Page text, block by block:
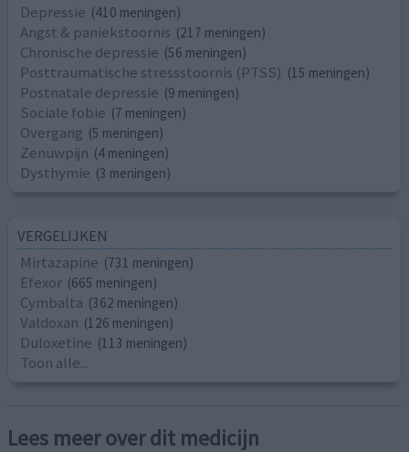
Depressie (410 meningen)
Angst & paniekstoornis (217 meningen)
Chronische depressie (56 meningen)
Posttraumatische stressstoornis (PTSS) (15 meningen)
Postnatale depressie (9 meningen)
Sociale fobie (7 meningen)
Overgang (5 meningen)
Zenuwpijn (4 meningen)
Dysthymie (3 meningen)
VERGELIJKEN
Mirtazapine (731 meningen)
Efexor (665 meningen)
Cymbalta (362 meningen)
Valdoxan (126 meningen)
Duloxetine (113 meningen)
Toon alle...
Lees meer over dit medicijn